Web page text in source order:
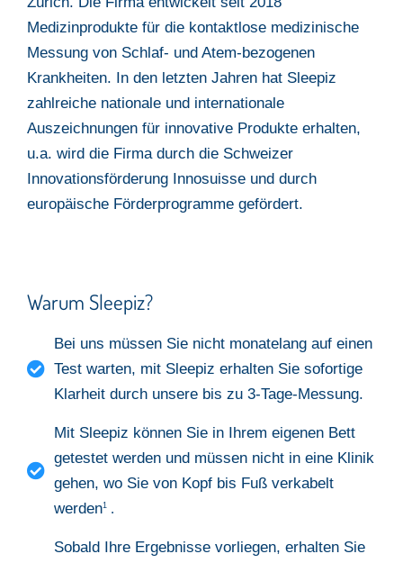
Medizinprodukte für die kontaktlose medizinische
Messung von Schlaf- und Atem-bezogenen
Krankheiten. In den letzten Jahren hat Sleepiz
zahlreiche nationale und internationale
Auszeichnungen für innovative Produkte erhalten,
u.a. wird die Firma durch die Schweizer
Innovationsförderung Innosuisse und durch
europäische Förderprogramme gefördert.
Warum Sleepiz?
Bei uns müssen Sie nicht monatelang auf einen
Test warten, mit Sleepiz erhalten Sie sofortige
Klarheit durch unsere bis zu 3-Tage-Messung.
Mit Sleepiz können Sie in Ihrem eigenen Bett
getestet werden und müssen nicht in eine Klinik
gehen, wo Sie von Kopf bis Fuß verkabelt
werden1 .
Sobald Ihre Ergebnisse vorliegen, erhalten Sie